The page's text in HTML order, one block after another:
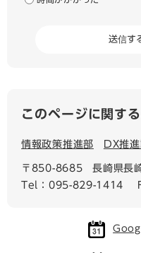
このページに関す
情報政策推進部 DX推
〒850-8685
長崎県長
Tel：095-829-1414